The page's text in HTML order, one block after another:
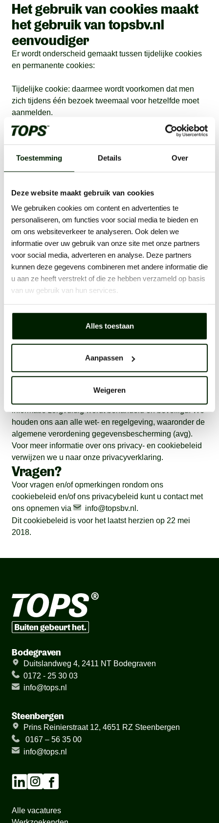
Toestemming Details Over
Deze website maakt gebruik van cookies
We gebruiken cookies om content en advertenties te
personaliseren, om functies voor social media te bieden en
om ons websiteverkeer te analyseren. Ook delen we
informatie over uw gebruik van onze site met onze partners
voor social media, adverteren en analyse. Deze partners
kunnen deze gegevens combineren met andere informatie die
u aan ze heeft verstrekt of die ze hebben verzameld op basis
van uw gebruik van hun services.
Alles toestaan
Aanpassen
Weigeren
Het gebruik van cookies maakt
het gebruik van topsbv.nl
eenvoudiger
Er wordt onderscheid gemaakt tussen tijdelijke cookies
en permanente cookies:
Tijdelijke cookie: daarmee wordt voorkomen dat men
zich tijdens één bezoek tweemaal voor hetzelfde moet
aanmelden.
Permanente cookie: bij een volgend bezoek wordt de
inlognaam automatisch ingevuld en hoeft men alleen het
wachtwoord in te vullen.
Wat gebeurt er als ik cookies
uitzet?
uitschakelt, moet u instellingen als wachtwoorden,
inlognaam en andere gegevens steeds opnieuw
intypen. Verder worden advertenties die u op
verschillende websites en webshops tegenkomt dan niet
meer afgestemd op uw surfgedrag. U ontvangt dan nog
wel gewoon advertenties.
Hoe kan ik cookies uitzetten?
inzicht geven in uw interesses aan- of uitzetten op
www.Youronlinechoices.eu/nl, bij ‘veelgestelde vragen’.
voorkeuren bijhouden kunt u aan- of uitzetten via de
browserinstellingen van de browser die u gebruikt,
bijvoorbeeld google chrome, firefox of internet explorer.
Privacyverklaring
informatie zorgvuldig wordt behandeld en beveiligd. We
houden ons aan alle wet- en regelgeving, waaronder de
algemene verordening gegevensbescherming (avg).
Voor meer informatie over ons privacy- en cookiebeleid
verwijzen we u naar onze privacyverklaring.
Vragen?
Voor vragen en/of opmerkingen rondom ons
cookiebeleid en/of ons privacybeleid kunt u contact met
ons opnemen via
info@topsbv.nl .
Dit cookiebeleid is voor het laatst herzien op 22 mei
2018.
Bodegraven
Duitslandweg 4, 2411 NT Bodegraven
0172 - 25 30 03
info@tops.nl
Steenbergen
Prins Reinierstraat 12, 4651 RZ Steenbergen
0167 – 56 35 00
info@tops.nl
Alle vacatures